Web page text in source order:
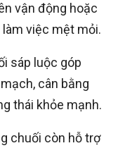
vận động hoặc
việc mệt mỏi.
sáp luộc góp
cân bằng
thái khỏe mạnh.
chuối còn hỗ trợ